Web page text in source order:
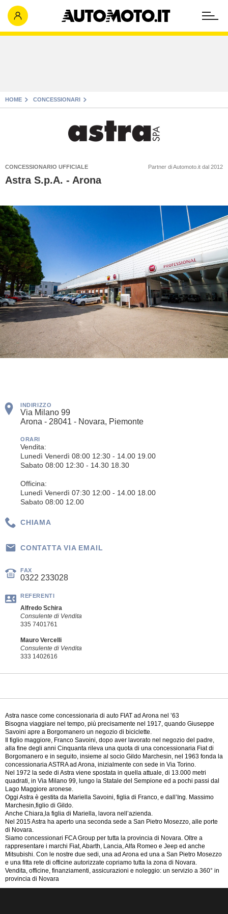
HOME CONCESSIONARI
CONCESSIONARIO UFFICIALE Partner di Automoto.it dal 2012
Astra S.p.A. - Arona
INDIRIZZO
Via Milano 99
Arona - 28041 - Novara, Piemonte
ORARI
Vendita:
Lunedì Venerdì 08:00 12:30 - 14.00 19.00
Sabato 08:00 12:30 - 14.30 18.30
Officina:
Lunedì Venerdì 07:30 12:00 - 14.00 18.00
Sabato 08:00 12.00
CHIAMA
CONTATTA VIA EMAIL
FAX
0322 233028
REFERENTI
Alfredo Schira
Consulente di Vendita
335 7401761
Mauro Vercelli
Consulente di Vendita
333 1402616
Astra nasce come concessionaria di auto FIAT ad Arona nel ’63
Bisogna viaggiare nel tempo, più precisamente nel 1917, quando Giuseppe
Savoini apre a Borgomanero un negozio di biciclette.
Il figlio maggiore, Franco Savoini, dopo aver lavorato nel negozio del padre,
alla fine degli anni Cinquanta rileva una quota di una concessionaria Fiat di
Borgomanero e in seguito, insieme al socio Gildo Marchesin, nel 1963 fonda la
concessionaria ASTRA ad Arona, inizialmente con sede in Via Torino.
Nel 1972 la sede di Astra viene spostata in quella attuale, di 13.000 metri
quadrati, in Via Milano 99, lungo la Statale del Sempione ed a pochi passi dal
Lago Maggiore aronese.
Oggi Astra è gestita da Mariella Savoini, figlia di Franco, e dall’Ing. Massimo
Marchesin,figlio di Gildo.
Anche Chiara,la figlia di Mariella, lavora nell’azienda.
Nel 2015 Astra ha aperto una seconda sede a San Pietro Mosezzo, alle porte
di Novara.
Siamo concessionari FCA Group per tutta la provincia di Novara. Oltre a
rappresentare i marchi Fiat, Abarth, Lancia, Alfa Romeo e Jeep ed anche
Mitsubishi. Con le nostre due sedi, una ad Arona ed una a San Pietro Mosezzo
e una fitta rete di officine autorizzate copriamo tutta la zona di Novara.
Vendita, officine, finanziamenti, assicurazioni e noleggio: un servizio a 360° in
provincia di Novara